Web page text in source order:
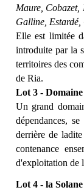
Maure,
Galline, Estardé,
Elle est limitée
introduite par la
territoires des
de Ria.
Lot 3 -
Un grand
dépendances,
derrière de
contenance
d'exploitation de
Lot 4 - la Solane